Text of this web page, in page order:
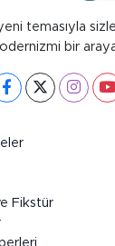
temasıyla
bir
Fikstür